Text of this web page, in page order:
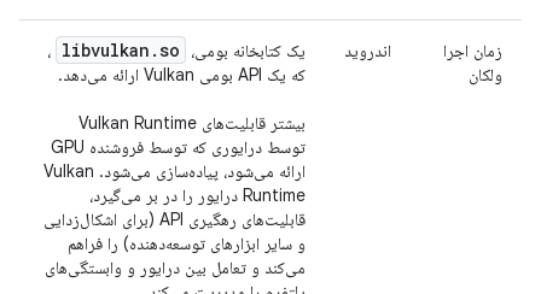
زمان اجرا
ولکان
اندروید یک کتابخانه بومی، libvulkan .so
،
که یک API بومی Vulkan ارائه می‌دهد.
بیشتر قابلیت‌های Vulkan Runtime
توسط درایوری که توسط فروشنده GPU
ارائه می‌شود، پیاده‌سازی می‌شود. Vulkan
Runtime درایور را در بر می‌گیرد،
قابلیت‌های رهگیری API (برای اشکال‌زدایی
و سایر ابزارهای توسعه‌دهنده) را فراهم
می‌کند و تعامل بین درایور و وابستگی‌های